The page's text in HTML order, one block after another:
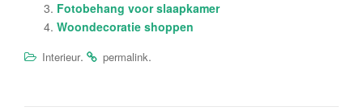
Fotobehang voor slaapkamer
Woondecoratie shoppen
Interieur. permalink.